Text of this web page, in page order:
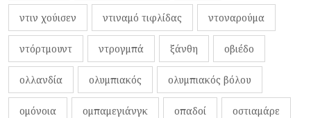
ντιν χούισεν ντιναμό τιφλίδας ντοναρούμα
ντόρτμουντ ντρογμπά ξάνθη οβιέδο
ολλανδία ολυμπιακός ολυμπιακός βόλου
ομόνοια ομπαμεγιάνγκ οπαδοί οστιαμάρε